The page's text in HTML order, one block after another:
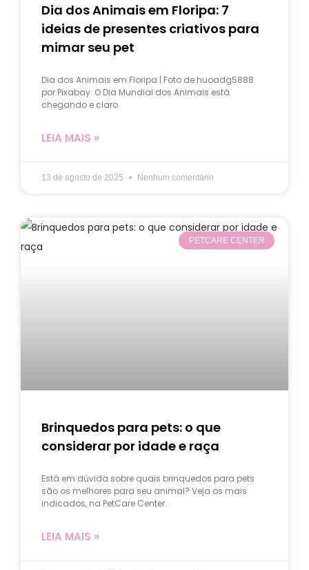
Dia dos Animais em Floripa: 7
ideias de presentes criativos para
mimar seu pet
Dia dos Animais em Floripa | Foto de huoadg5888
por Pixabay O Dia Mundial dos Animais está
chegando e claro
LEIA MAIS »
13 de agosto de 2025 Nenhum comentário
PETCARE CENTER
Brinquedos para pets: o que
considerar por idade e raça
Está em dúvida sobre quais brinquedos para pets
são os melhores para seu animal? Veja os mais
indicados, na PetCare Center.
LEIA MAIS »